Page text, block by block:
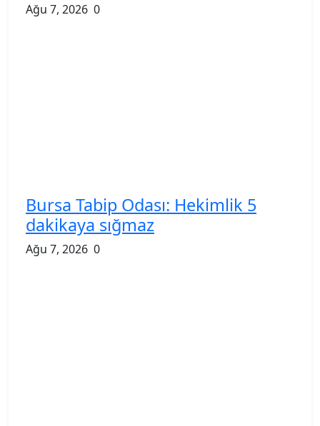
Ağu 7, 2026 0
Bursa Tabip Odası: Hekimlik 5
dakikaya sığmaz
Ağu 7, 2026 0